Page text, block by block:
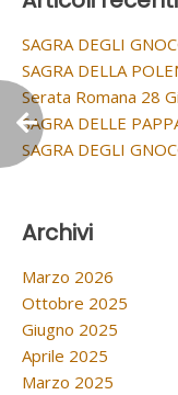
SAGRA DEGLI
SAGRA DELLA
Serata Romana 28
SAGRA DELLE
SAGRA DEGLI
Archivi
Marzo 2026
Ottobre 2025
Giugno 2025
Aprile 2025
Marzo 2025